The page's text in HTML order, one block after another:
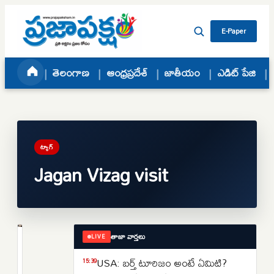
Skip to content
E-Paper
తెలంగాణ ఆంధ్రప్రదేశ్ జాతీయం ఎడిట్ పేజి
ట్యాగ్
Jagan Vizag visit
LIVE తాజా వార్తలు
15:39USA: బర్త్ టూరిజం అంటే ఏమిటి?